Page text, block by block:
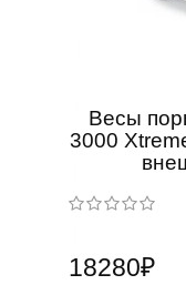
Весы
3000
18280₽